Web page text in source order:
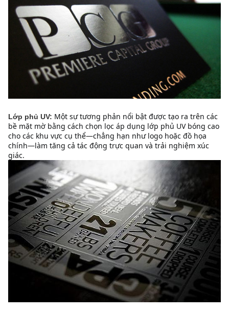
Lớp phủ UV: Một sự tương phản nổi bật được tạo ra trên các
bề mặt mờ bằng cách chọn lọc áp dụng lớp phủ UV bóng cao
cho các khu vực cụ thể—chẳng hạn như logo hoặc đồ họa
chính—làm tăng cả tác động trực quan và trải nghiệm xúc
giác.